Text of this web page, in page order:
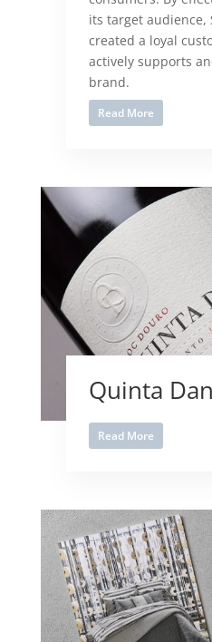
its target audience,
created a loyal
actively supports
brand.
Read More
Quinta
Read More